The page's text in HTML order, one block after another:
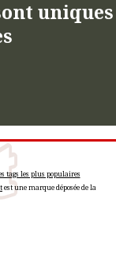
uniques
tags les plus populaires
est une marque déposée de la